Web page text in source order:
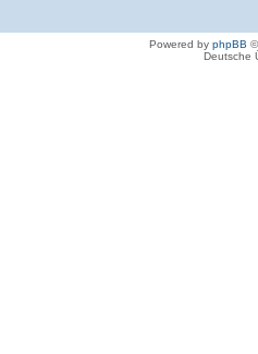
Powered by phpBB
Deutsche